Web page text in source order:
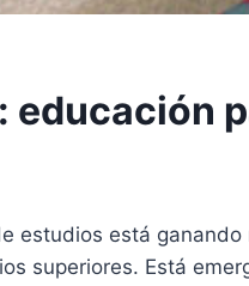
estudios está
superiores. Está